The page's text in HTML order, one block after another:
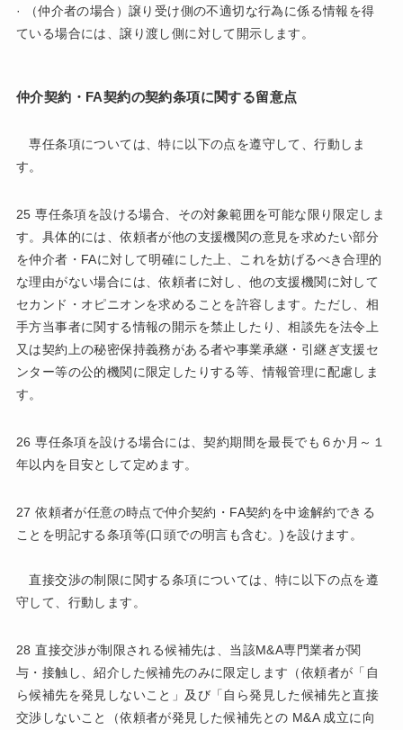
· （仲介者の場合）譲り受け側の不適切な行為に係る情報を得
ている場合には、譲り渡し側に対して開示します。
仲介契約・FA契約の契約条項に関する留意点
専任条項については、特に以下の点を遵守して、行動しま
す。
25 専任条項を設ける場合、その対象範囲を可能な限り限定しま
す。具体的には、依頼者が他の支援機関の意見を求めたい部分
を仲介者・FAに対して明確にした上、これを妨げるべき合理的
な理由がない場合には、依頼者に対し、他の支援機関に対して
セカンド・オピニオンを求めることを許容します。ただし、相
手方当事者に関する情報の開示を禁止したり、相談先を法令上
又は契約上の秘密保持義務がある者や事業承継・引継ぎ支援セ
ンター等の公的機関に限定したりする等、情報管理に配慮しま
す。
26 専任条項を設ける場合には、契約期間を最長でも６か月～１
年以内を目安として定めます。
27 依頼者が任意の時点で仲介契約・FA契約を中途解約できる
ことを明記する条項等(口頭での明言も含む。)を設けます。
直接交渉の制限に関する条項については、特に以下の点を遵
守して、行動します。
28 直接交渉が制限される候補先は、当該M&A専門業者が関
与・接触し、紹介した候補先のみに限定します（依頼者が「自
ら候補先を発見しないこと」及び「自ら発見した候補先と直接
交渉しないこと（依頼者が発見した候補先との M&A 成立に向